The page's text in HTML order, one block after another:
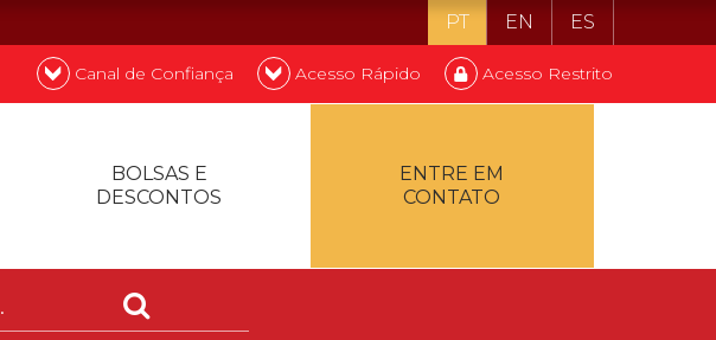
de pontualidade
PT EN ES
Canal de Confiança Acesso Rápido Acesso Restrito
BOLSAS E
DESCONTOS
ENTRE EM
CONTATO